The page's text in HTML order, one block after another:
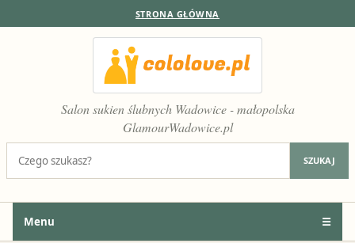
STRONA GŁÓWNA
Salon sukien ślubnych Wadowice - małopolska
GlamourWadowice.pl
SZUKAJ
Menu ☰